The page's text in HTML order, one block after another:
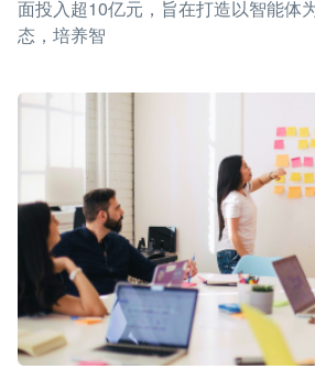
面投入超10亿元，旨在打造以智能体
态，培养智